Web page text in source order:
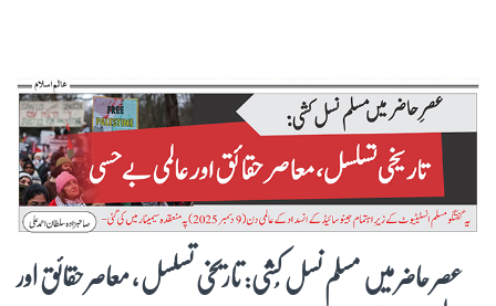
عصر حاضر میں مسلم نسل کُشی: تاریخی تسلسل ، معاصر حقائق اور